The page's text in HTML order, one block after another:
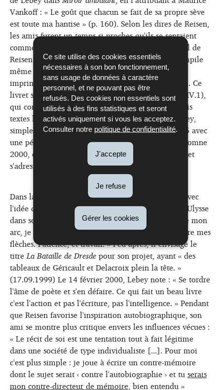
Ce site utilise des cookies essentiels
nécessaires à son bon fonctionnement,
sans usage de données à caractère
personnel, et ne pouvant pas être
refusés. Des cookies non essentiels sont
utilisés à des fins statistiques et seront
activés uniquement si vous les acceptez.
Consulter notre politique de confidentialité.
J'accepte
Je refuse
Gérer les cookies
Vankoff : « Le goût que chacun se fait de sa propre sève
est toute ma hantise » (p. 160). Selon les dires de Reisen,
les amis furent un temps si proches qu'ils se sentaient
comme les deux faces d'une même pièce (cf. e-mail de
Reisen à Sandra Schmit du 26.11.2021). Lebey compile
même des citations d'auteurs classiques et les fait
imprimer sous forme de livret qu’il offre à son ami. Ce
livret se trouve dans le Fonds Tom Reisen (L-112; IV.1),
qui comporte en outre cinquante-cinq lettres et trois
textes littéraires (L-112; II.2.L1). Les lettres de Lebey,
simplement signées « F. » et datant de 1999 à 2005 avec
une période de correspondance plus intense en automne
2000, commencent presque toutes par « Cher toi » et
s'adressent à Tom Reisen.
Dans la lettre du 1
septembre 1999, Lebey joue avec
l'idée de se remettre à l'écriture : « Je suis comme Ulysse
dans son Ithaque, retour des pays chauds : je bande mon
arc, je chauffe le bois, j'assouplis la corde, je prépare mes
flèches. Patience, et travail. » Peu après, il envisage le
titreLa Bataille de Dresdepour son projet, ayant « des
tableaux de Géricault et Delacroix plein la tête. »
(17.09.1999) Le 14 février 2000, Lebey note : « Se tordre
l'âme de poète et s'en défaire. Ce qui fait un beau livre
c'est l'action et pas l'écriture, pas l'intelligence. » Pendant
que Reisen favorise l'inspiration autobiographique, son
ami se montre plus critique envers les influences vécues :
« Le récit de soi est une tentation tout à fait légitime
dans une société de type individualiste [...]. Pour moi
c'est plus simple : je joue à écrire un contre-mémoire
dont le sujet serait ‹ contre l'autobiographie › et tuserais
mon contre-directeur de mémoire, bien entendu »